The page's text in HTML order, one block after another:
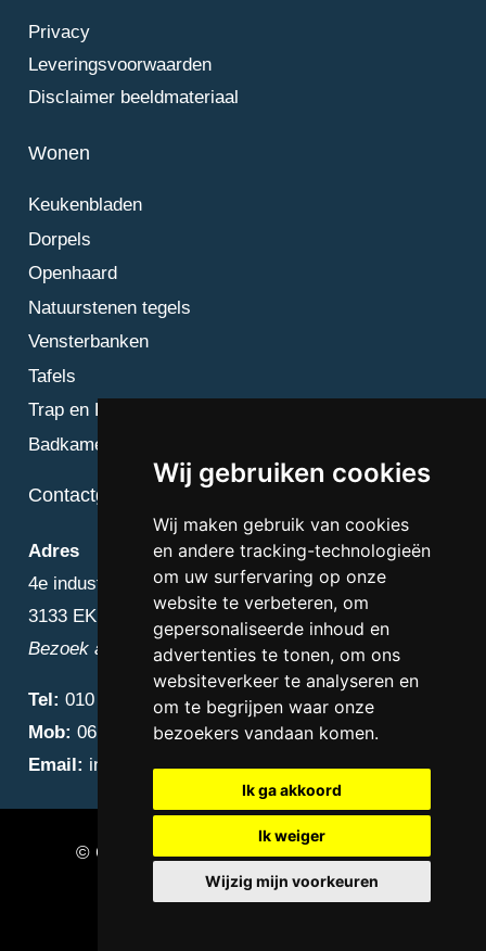
Wij gebruiken cookies
Wij maken gebruik van cookies
en andere tracking-technologieën
om uw surfervaring op onze
website te verbeteren, om
gepersonaliseerde inhoud en
advertenties te tonen, om ons
websiteverkeer te analyseren en
om te begrijpen waar onze
bezoekers vandaan komen.
Ik ga akkoord
Ik weiger
Wijzig mijn voorkeuren
Privacy
Leveringsvoorwaarden
Disclaimer beeldmateriaal
Wonen
Keukenbladen
Dorpels
Openhaard
Natuurstenen tegels
Vensterbanken
Tafels
Trap en Bordes
Badkamer
Contactgegevens
Adres
4e industriestraat 25
3133 EK Vlaardingen
Bezoek alleen op afspraak
Tel: 010 – 223 3759
Mob: 06 – 4838 1000
Email: info@diamantnatuursteen.nl
© Copyright 2026 Diamant Natuursteen –
Natuursteen bedrijf Vlaardingen